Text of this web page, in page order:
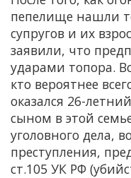
пепелище нашли
супругов и их
заявили, что
ударами топора.
кто вероятнее
оказался 26-
сыном в этой
уголовного дела,
преступления,
ст.105 УК РФ